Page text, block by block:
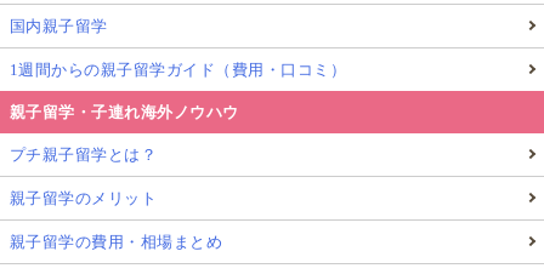
国内親子留学
1週間からの親子留学ガイド（費用・口コミ）
親子留学・子連れ海外ノウハウ
プチ親子留学とは？
親子留学のメリット
親子留学の費用・相場まとめ